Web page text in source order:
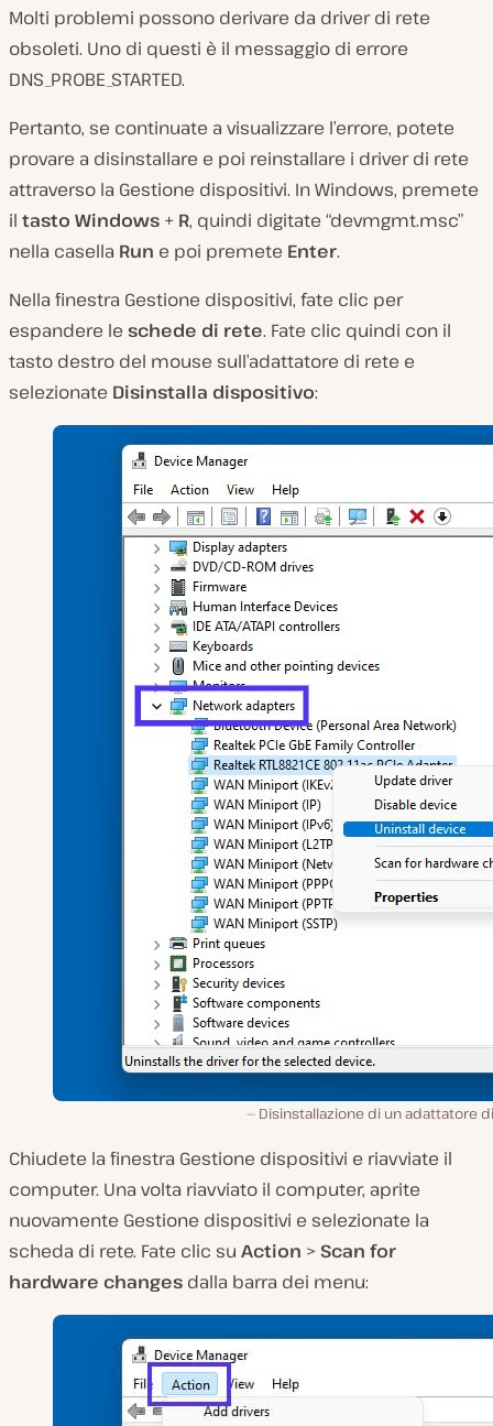
Molti problemi possono derivare da driver di rete
obsoleti. Uno di questi è il messaggio di errore
DNS_PROBE_STARTED.
Pertanto, se continuate a visualizzare l’errore, potete
provare a disinstallare e poi reinstallare i driver di rete
attraverso la Gestione dispositivi. In Windows, premete
il tasto Windows + R, quindi digitate “devmgmt.msc”
nella casella Run e poi premete Enter.
Nella finestra Gestione dispositivi, fate clic per
espandere le schede di rete. Fate clic quindi con il
tasto destro del mouse sull’adattatore di rete e
selezionate Disinstalla dispositivo:
Disinstallazione di un adattatore
Chiudete la finestra Gestione dispositivi e riavviate il
computer. Una volta riavviato il computer, aprite
nuovamente Gestione dispositivi e selezionate la
scheda di rete. Fate clic su Action > Scan for
hardware changes dalla barra dei menu: